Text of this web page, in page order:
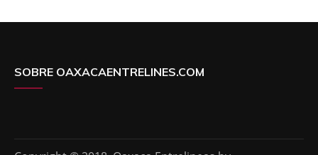
SOBRE OAXACAENTRELINES.COM